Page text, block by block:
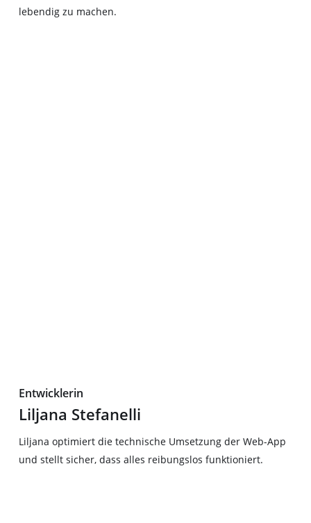
lebendig zu machen.
Entwicklerin
Liljana Stefanelli
Liljana optimiert die technische Umsetzung der Web-App
und stellt sicher, dass alles reibungslos funktioniert.